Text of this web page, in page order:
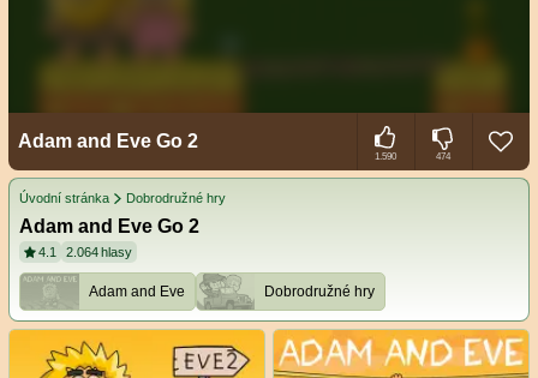
Adam and Eve Go 2
1.590 474
Úvodní stránka Dobrodružné hry
Adam and Eve Go 2
4.1 2.064 hlasy
Adam and Eve Dobrodružné hry